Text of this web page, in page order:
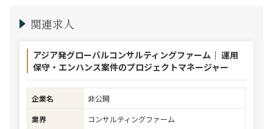
関連求人
アジア発グローバルコンサルティングファーム｜ 運用
保守・エンハンス案件のプロジェクトマネージャー
企業名
非公開
業界
コンサルティングファーム